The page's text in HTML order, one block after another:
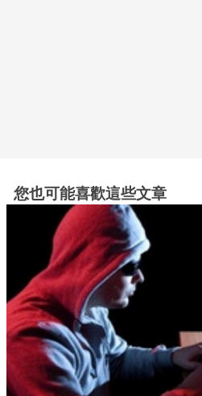
您也可能喜歡這些文章